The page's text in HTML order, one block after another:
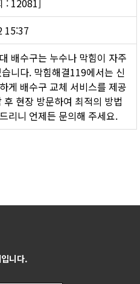
: 12081]
15:37
배수구는 누수나 막힘이 자주
니다. 막힘해결119에서는 신
게 배수구 교체 서비스를 제공
후 현장 방문하여 최적의 방법
리니 언제든 문의해 주세요.
니다.